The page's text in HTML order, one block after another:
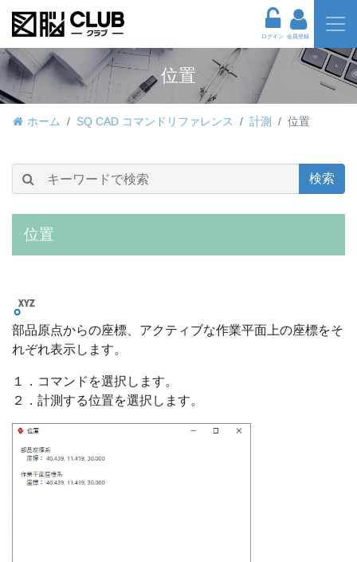
ログイン 会員登録
位置
ホーム SQ CAD コマンドリファレンス 計測 位置
検索
位置
部品原点からの座標、アクティブな作業平面上の座標をそ
れぞれ表示します。
１．コマンドを選択します。
２．計測する位置を選択します。